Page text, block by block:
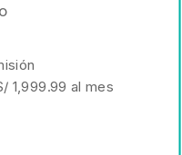
1,999.99 al mes